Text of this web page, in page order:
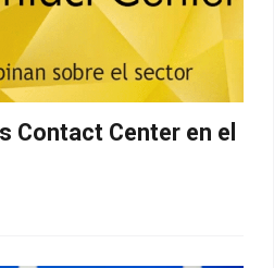
Contact Center en el